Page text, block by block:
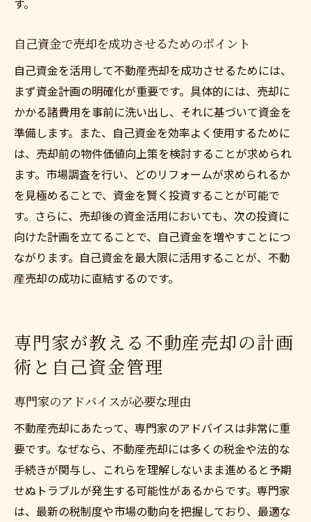
す。
自己資金で売却を成功させるためのポイント
自己資金を活用して不動産売却を成功させるためには、
まず資金計画の明確化が重要です。具体的には、売却に
かかる諸費用を事前に洗い出し、それに基づいて資金を
準備します。また、自己資金を効率よく使用するために
は、売却前の物件価値向上策を検討することが求められ
ます。市場調査を行い、どのリフォームが求められるか
を見極めることで、資金を賢く投資することが可能で
す。さらに、売却後の資金活用においても、次の投資に
向けた計画を立てることで、自己資金を増やすことにつ
ながります。自己資金を最大限に活用することが、不動
産売却の成功に直結するのです。
専門家が教える不動産売却の計画
術と自己資金管理
専門家のアドバイスが必要な理由
不動産売却にあたって、専門家のアドバイスは非常に重
要です。なぜなら、不動産売却には多くの税金や法的な
手続きが関与し、これらを理解しないまま進めると予期
せぬトラブルが発生する可能性があるからです。専門家
は、最新の税制度や市場の動向を把握しており、最適な